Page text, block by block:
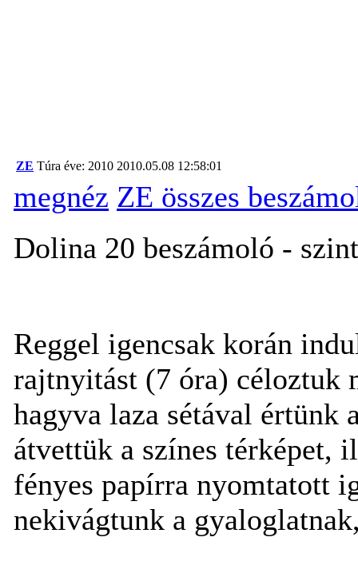
ZE Túra éve: 2010 2010.05.08 12:58:01
megnéz ZE összes
Dolina 20 beszámoló -
Reggel igencsak korán
rajtnyitást (7 óra) céloztuk
hagyva laza sétával értünk
átvettük a színes térképet,
fényes papírra nyomtatott
nekivágtunk a